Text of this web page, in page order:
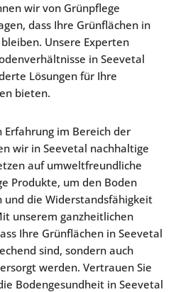
wir von Grünpflege
dass Ihre Grünflächen in
Unsere Experten
in Seevetal
Lösungen für Ihre
bieten.
im Bereich der
wir in Seevetal nachhaltige
auf umweltfreundliche
Produkte, um den Boden
die Widerstandsfähigkeit
unserem ganzheitlichen
Ihre Grünflächen in Seevetal
sind, sondern auch
werden. Vertrauen Sie
Bodengesundheit in Seevetal